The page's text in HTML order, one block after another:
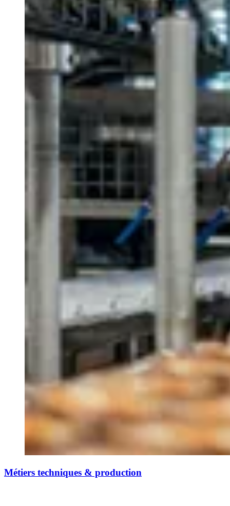
Métiers techniques & production